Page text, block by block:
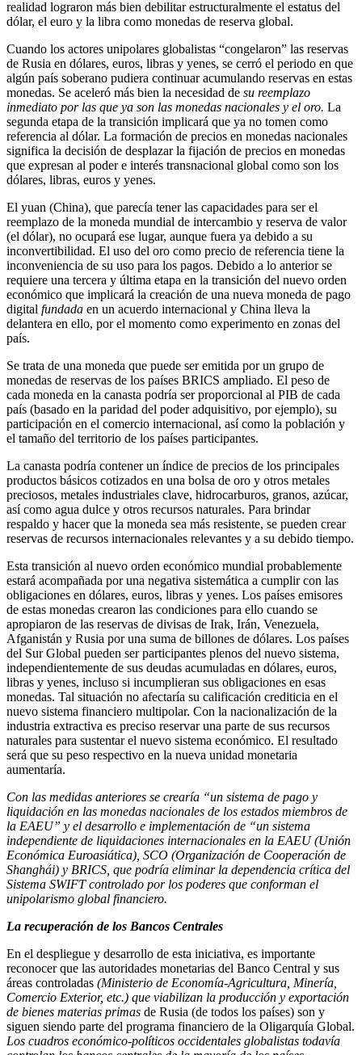
realidad lograron más bien debilitar estructuralmente el estatus del
dólar, el euro y la libra como monedas de reserva global.
Cuando los actores unipolares globalistas “congelaron” las reservas
de Rusia en dólares, euros, libras y yenes, se cerró el periodo en que
algún país soberano pudiera continuar acumulando reservas en estas
monedas. Se aceleró más bien la necesidad de su reemplazo
inmediato por las que ya son las monedas nacionales y el oro. La
segunda etapa de la transición implicará que ya no tomen como
referencia al dólar. La formación de precios en monedas nacionales
significa la decisión de desplazar la fijación de precios en monedas
que expresan al poder e interés transnacional global como son los
dólares, libras, euros y yenes.
El yuan (China), que parecía tener las capacidades para ser el
reemplazo de la moneda mundial de intercambio y reserva de valor
(el dólar), no ocupará ese lugar, aunque fuera ya debido a su
inconvertibilidad. El uso del oro como precio de referencia tiene la
inconveniencia de su uso para los pagos. Debido a lo anterior se
requiere una tercera y última etapa en la transición del nuevo orden
económico que implicará la creación de una nueva moneda de pago
digital fundada en un acuerdo internacional y China lleva la
delantera en ello, por el momento como experimento en zonas del
país.
Se trata de una moneda que puede ser emitida por un grupo de
monedas de reservas de los países BRICS ampliado. El peso de
cada moneda en la canasta podría ser proporcional al PIB de cada
país (basado en la paridad del poder adquisitivo, por ejemplo), su
participación en el comercio internacional, así como la población y
el tamaño del territorio de los países participantes.
La canasta podría contener un índice de precios de los principales
productos básicos cotizados en una bolsa de oro y otros metales
preciosos, metales industriales clave, hidrocarburos, granos, azúcar,
así como agua dulce y otros recursos naturales. Para brindar
respaldo y hacer que la moneda sea más resistente, se pueden crear
reservas de recursos internacionales relevantes y a su debido tiempo.
Esta transición al nuevo orden económico mundial probablemente
estará acompañada por una negativa sistemática a cumplir con las
obligaciones en dólares, euros, libras y yenes. Los países emisores
de estas monedas crearon las condiciones para ello cuando se
apropiaron de las reservas de divisas de Irak, Irán, Venezuela,
Afganistán y Rusia por una suma de billones de dólares. Los países
del Sur Global pueden ser participantes plenos del nuevo sistema,
independientemente de sus deudas acumuladas en dólares, euros,
libras y yenes, incluso si incumplieran sus obligaciones en esas
monedas. Tal situación no afectaría su calificación crediticia en el
nuevo sistema financiero multipolar. Con la nacionalización de la
industria extractiva es preciso reservar una parte de sus recursos
naturales para sustentar el nuevo sistema económico. El resultado
será que su peso respectivo en la nueva unidad monetaria
aumentaría.
Con las medidas anteriores se crearía “un sistema de pago y
liquidación en las monedas nacionales de los estados miembros de
la EAEU” y el desarrollo e implementación de “un sistema
independiente de liquidaciones internacionales en la EAEU (Unión
Económica Euroasiática), SCO (Organización de Cooperación de
Shanghái) y BRICS, que podría eliminar la dependencia crítica del
Sistema SWIFT controlado por los poderes que conforman el
unipolarismo global financiero.
La recuperación de los Bancos Centrales
En el despliegue y desarrollo de esta iniciativa, es importante
reconocer que las autoridades monetarias del Banco Central y sus
áreas controladas (Ministerio de Economía-Agricultura, Minería,
Comercio Exterior, etc.) que viabilizan la producción y exportación
de bienes materias primas de Rusia (de todos los países) son y
siguen siendo parte del programa financiero de la Oligarquía Global.
Los cuadros económico-políticos occidentales globalistas todavía